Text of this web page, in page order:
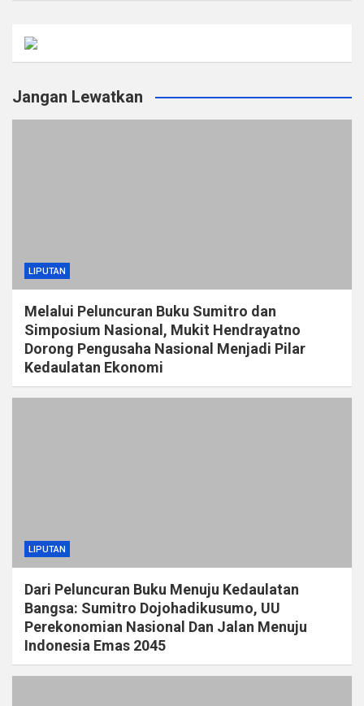
Jangan Lewatkan
LIPUTAN
Melalui Peluncuran Buku Sumitro dan
Simposium Nasional, Mukit Hendrayatno
Dorong Pengusaha Nasional Menjadi Pilar
Kedaulatan Ekonomi
LIPUTAN
Dari Peluncuran Buku Menuju Kedaulatan
Bangsa: Sumitro Dojohadikusumo, UU
Perekonomian Nasional Dan Jalan Menuju
Indonesia Emas 2045